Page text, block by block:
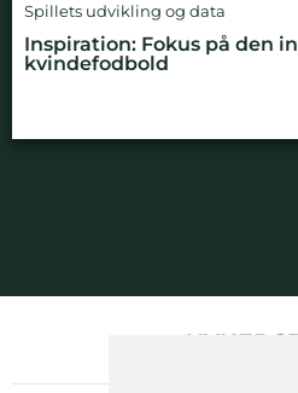
Spillets udvikling og data
Inspiration: Fokus på den
kvindefodbold